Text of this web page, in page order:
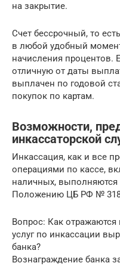
на закрытие.
Счет бессрочный, то
в любой удобный
начисления процентов.
отличную от даты
выплачен по годовой
покупок по картам.
Возможности,
инкассаторской
Инкассация, как и все
операциями по кассе,
наличных, выполняются
Положению ЦБ РФ №
Вопрос: Как отражаются
услуг по инкассации
банка?
Вознаграждение банка